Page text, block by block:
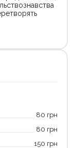
80 грн
80 грн
150 грн